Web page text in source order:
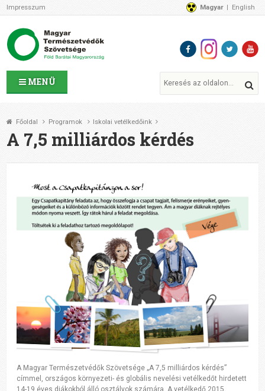
MENÜ
Impresszum Magyar English
Az MTVSZ-ről
Programok
MTVSZ ügyek és események
Tagszervezetek
Támogatóink
CSATLAKOZZ hozzánk!
Segítsd a munkánkat!
Adományozz!
Támogatás
Főoldal Programok Iskolai vetélkedőink
A 7,5 milliárdos kérdés
A Magyar Természetvédők Szövetsége „A 7,5 milliárdos kérdés”
címmel, országos környezeti- és globális nevelési vetélkedőt hirdetett
14-19 éves diákokból álló osztályok számára. A vetélkedő 2015.